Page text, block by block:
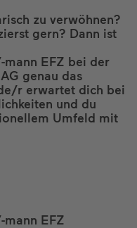
zu verwöhnen?
gern? Dann ist
EFZ bei der
genau das
r erwartet dich bei
und du
Umfeld mit
EFZ